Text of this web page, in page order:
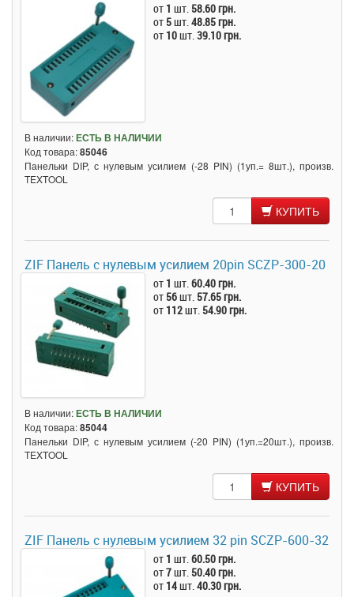
от 1 шт. 58.60 грн.
от 5шт.48.85 грн.
от 10шт.39.10 грн.
В наличии:ЕСТЬ В НАЛИЧИИ
Код товара:85046
Панельки DIP, с нулевым усилием (-28 PIN) (1уп.= 8шт.), произв.
TEXTOOL
КУПИТЬ
ZIF Панель с нулевым усилием 20pin SCZP-300-20
от 1 шт.60.40 грн.
от 56шт. 57.65 грн.
от 112шт. 54.90 грн.
В наличии:ЕСТЬ В НАЛИЧИИ
Код товара:85044
Панельки DIP, с нулевым усилием (-20 PIN) (1уп.=20шт.), произв.
TEXTOOL
КУПИТЬ
ZIF Панель с нулевым усилием 32 pin SCZP-600-32
от 1 шт.60.50 грн.
от7шт. 50.40 грн.
от 14шт.40.30 грн.